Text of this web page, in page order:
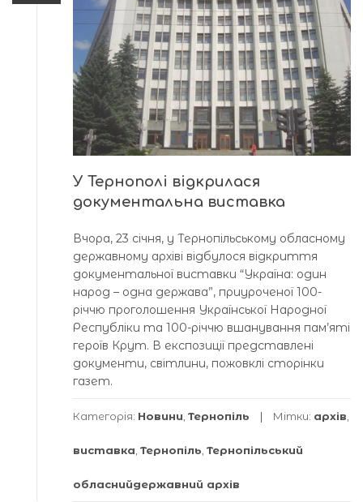
У Тернополі відкрилася
документальна виставка
Вчора, 23 січня, у Тернопільському обласному
державному архіві відбулося відкриття
документальної виставки “Україна: один
народ – одна держава”, приуроченої 100-
річчю проголошення Української Народної
Республіки та 100-річчю вшанування пам’яті
героїв Крут. В експозиції представлені
документи, світлини, пожовклі сторінки
газет.
Категорія: Новини Тернопіль Мітки: архів
виставка Тернопіль Тернопільський
обласнийдержавний архів